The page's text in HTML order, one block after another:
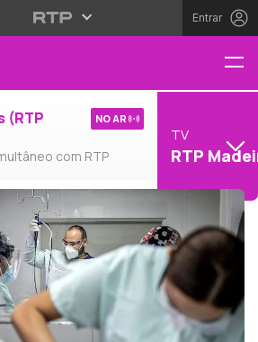
Entrar
(RTP
com RTP
NO AR
TV
RTP